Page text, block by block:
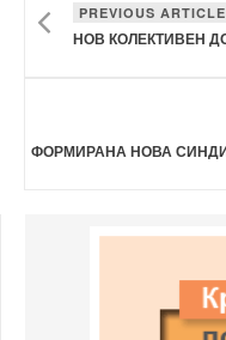
PREVIOUS ARTICLE